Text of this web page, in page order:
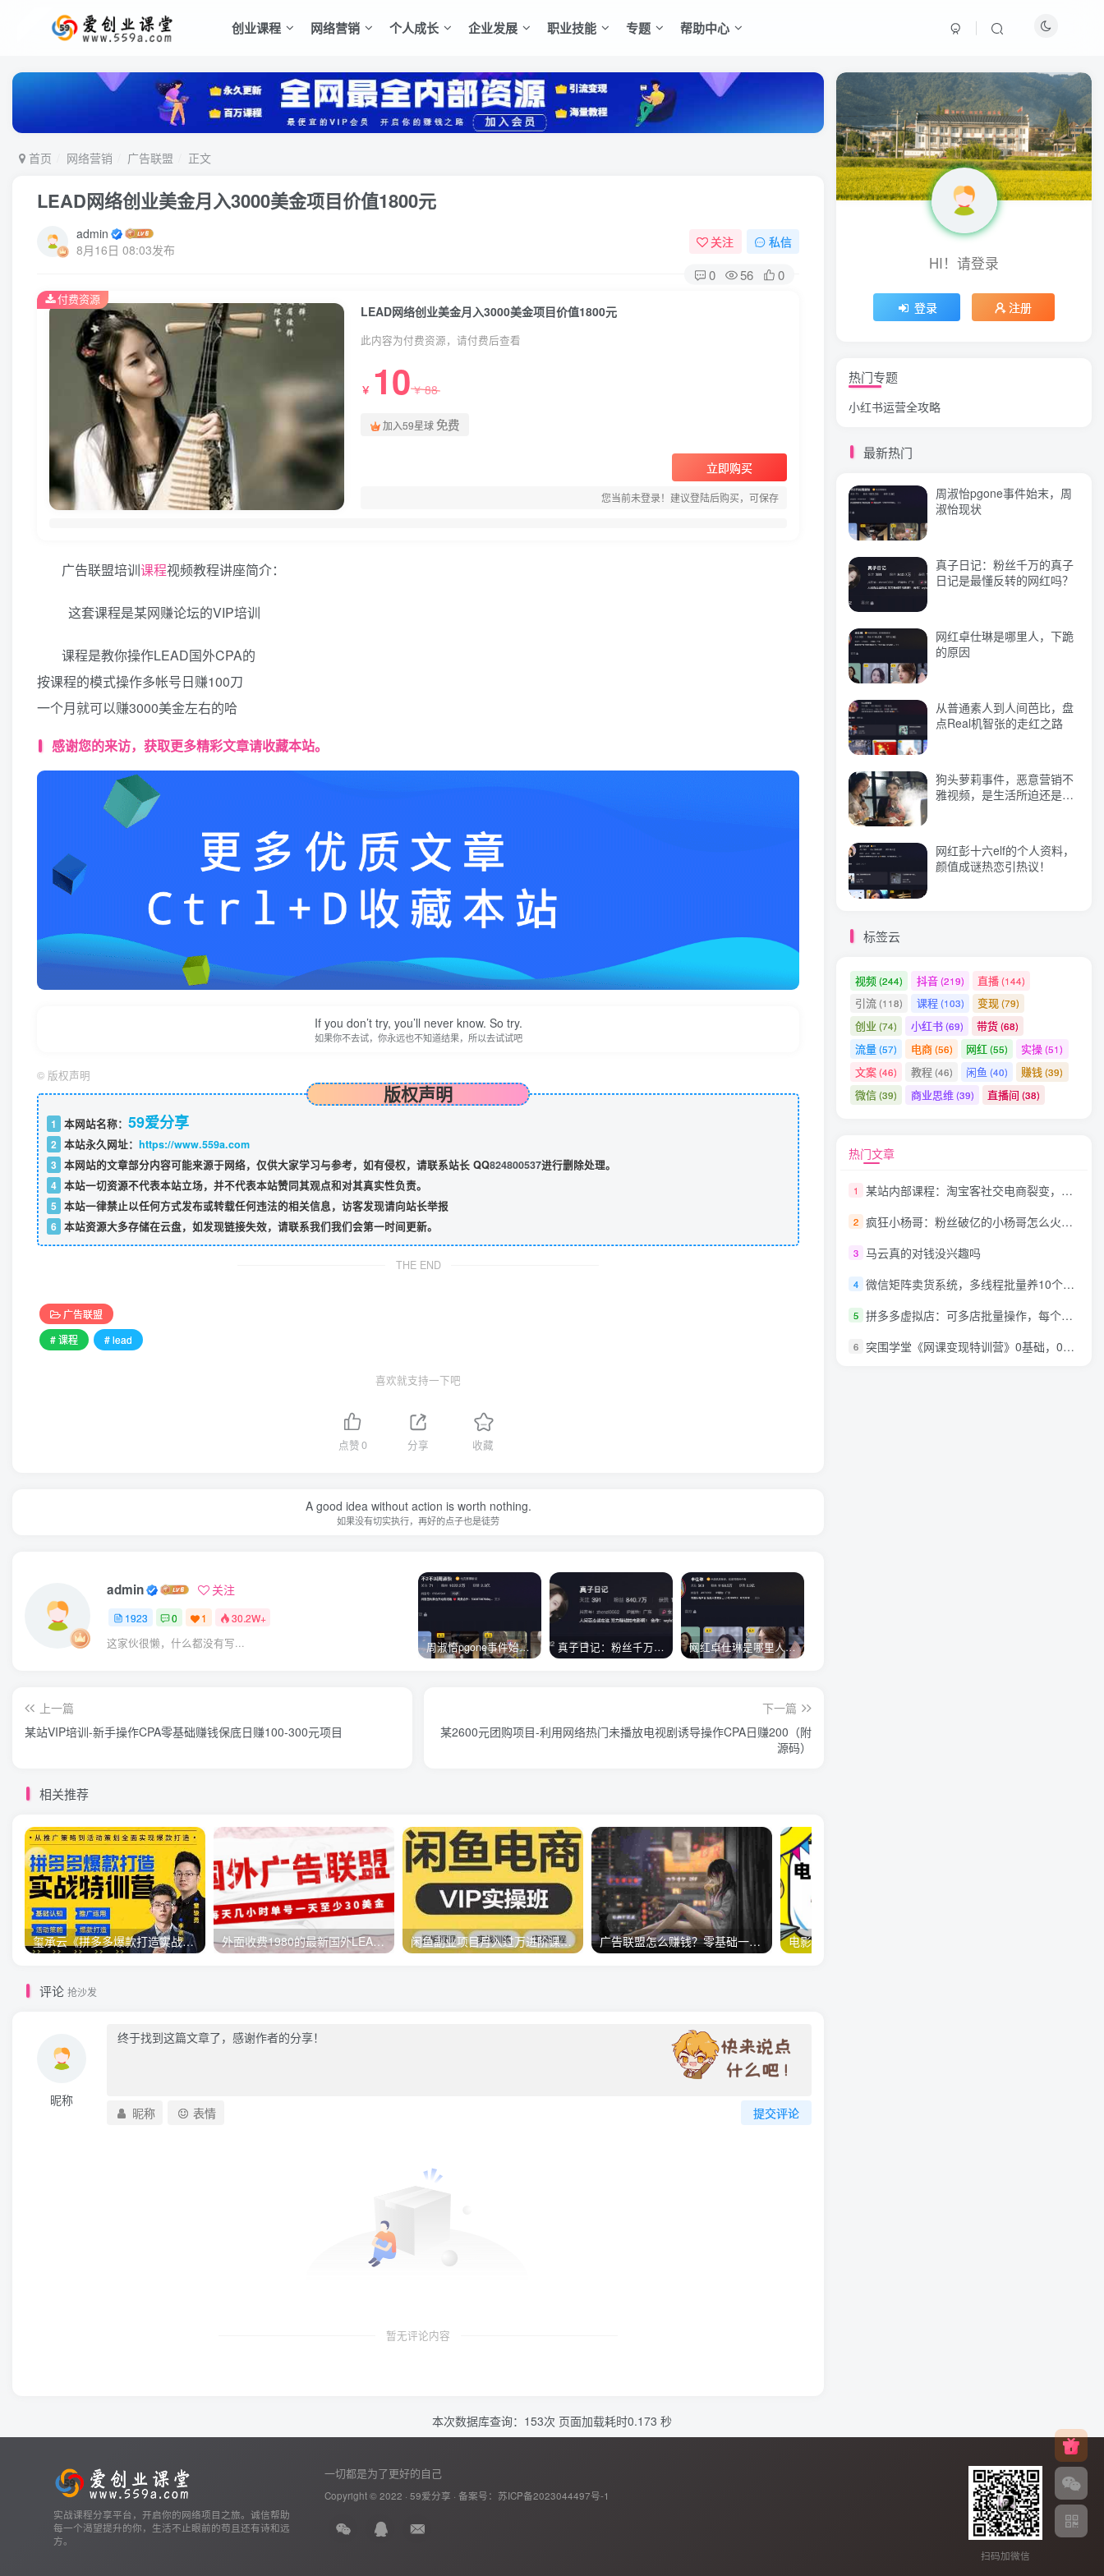
创业课程 网络营销 个人成长 企业发展 职业技能 专题 帮助中心
首页 网络营销 广告联盟 正文
LEAD网络创业美金月入3000美金项目价值1800元
admin
8月16日 08:03发布
关注 私信
0 56 0
LEAD网络创业美金月入3000美金项目价值1800元
此内容为付费资源，请付费后查看
￥ 10￥88
加入59星球免费
立即购买
您当前未登录！建议登陆后购买，可保存
付费资源
广告联盟培训课程视频教程讲座简介：
这套课程是某网赚论坛的VIP培训
课程是教你操作LEAD国外CPA的
按课程的模式操作多帐号日赚100刀
一个月就可以赚3000美金左右的哈
感谢您的来访，获取更多精彩文章请收藏本站。
If you don’t try, you’ll never know. So try.
如果你不去试，你永远也不知道结果，所以去试试吧
© 版权声明
版权声明
1 本网站名称： 59爱分享
2 本站永久网址： https://www.559a.com
3 本网站的文章部分内容可能来源于网络，仅供大家学习与参考，如有侵权，请联系站长 QQ824800537进行删除处理。
4 本站一切资源不代表本站立场，并不代表本站赞同其观点和对其真实性负责。
5 本站一律禁止以任何方式发布或转载任何违法的相关信息，访客发现请向站长举报
6 本站资源大多存储在云盘，如发现链接失效，请联系我们我们会第一时间更新。
THE END
广告联盟
# 课程
# lead
喜欢就支持一下吧
点赞0 分享 收藏
A good idea without action is worth nothing.
如果没有切实执行，再好的点子也是徒劳
admin 关注
1923 0 1 30.2W+
这家伙很懒，什么都没有写... 周淑怡pgone事件始末，周淑怡现状 真子日记：粉丝千万的真子日记是最懂反转的网红吗？ 网红卓仕琳是哪里人，下跪的原因
上一篇
某站VIP培训-新手操作CPA零基础赚钱保底日赚100-300元项目
下一篇
某2600元团购项目-利用网络热门未播放电视剧诱导操作CPA日赚200（附
源码）
相关推荐
玺承云《拼多多爆款打造实战特训营》一套从入门到高手课程 外面收费1980的最新国外LEAD广告联盟搬砖项目，单号一天至少30美金【详细玩法教程】 闲鱼副业项目月入过万进阶课程，教你掌握闲鱼电商所需的各项技能 广告联盟怎么赚钱？零基础一小时入门广告联盟，承接广告叠加被动收益
评论 抢沙发
昵称
提交评论
昵称 表情
暂无评论内容
最新热门
周淑怡pgone事件始末，周
淑怡现状
真子日记：粉丝千万的真子
日记是最懂反转的网红吗？
网红卓仕琳是哪里人，下跪
狗头萝莉事件，恶意营销不
颜值成谜热恋引热议！
标签云
视频(244) 抖音
引流(118) 课程(103) 变现(79)
创业 小红书(69)
流量(57) 电商
文案(46) 教程 (46) 闲鱼(40) 赚钱 (39)
微信 商业思维(39) 直播间(38)
热门文章
1 某站内部课程：淘宝客社交电商裂变，精准引流和粉丝裂变模式详解（共6节视频）
2 疯狂小杨哥：粉丝破亿的小杨哥怎么火的？不仅是网红更是企业家
3 马云真的对钱没兴趣吗
5 拼多多虚拟店：可多店批量操作，每个店日赚在200-1000
6 突围学堂《网课变现特训营》0基础，0经验也能把知识变成钱
HI！请登录
登录 注册
热门专题
小红书运营全攻略
最新热门
周淑怡pgone事件始末，周
淑怡现状
真子日记：粉丝千万的真子
日记是最懂反转的网红吗？
网红卓仕琳是哪里人，下跪
的原因
从普通素人到人间芭比，盘
点Real机智张的走红之路
狗头萝莉事件，恶意营销不
雅视频，是生活所迫还是故
网红彭十六elf的个人资料，
颜值成谜热恋引热议！
标签云
视频(244) 抖音(219) 直播(144)
引流(118) 课程(103) 变现(79)
创业 (74) 小红书(69) 带货(68)
流量(57) 电商(56) 网红(55) 实操(51)
文案(46) 教程(46) 闲鱼 (40) 赚钱(39)
微信(39) 商业思维(39) 直播间 (38)
热门文章
1 某站内部课程：淘宝客社交电商裂变，精准引流和粉丝裂变模式详解（共6节视频）
2 疯狂小杨哥：粉丝破亿的小杨哥怎么火的？不仅是网红更是企业家
3 马云真的对钱没兴趣吗
4 微信矩阵卖货系统，多线程批量养10个微信号，10种加粉落地方法，快速加满3W人卖货！
5 拼多多虚拟店：可多店批量操作，每个店日赚在200-1000
6 突围学堂《网课变现特训营》0基础，0经验也能把知识变成钱
本次数据库查询：153次 页面加载耗时0.173 秒
实战课程分享平台，开启你的网络项目之旅。诚信帮助
每一个渴望提升的你，生活不止眼前的苟且还有诗和远
方。
一切都是为了更好的自己
Copyright © 2022 · 59爱分享 · 备案号： 苏ICP备2023044497号-1
扫码加微信